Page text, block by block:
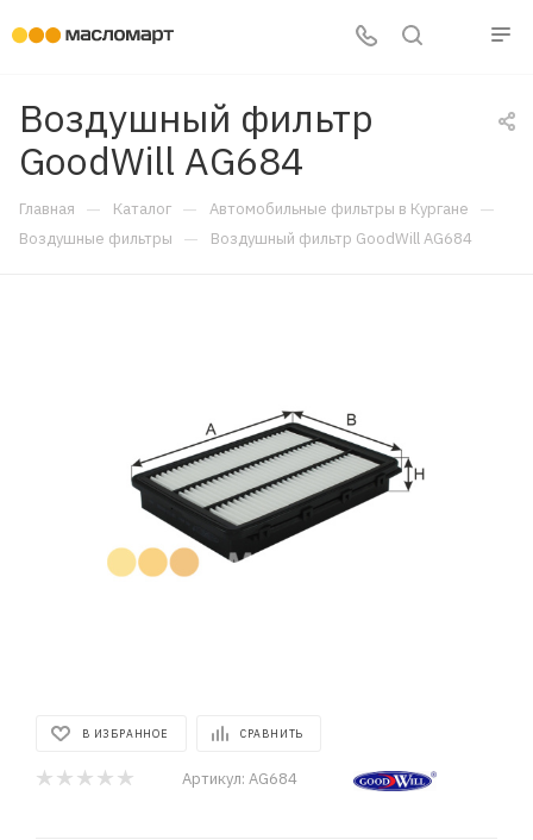
Воздушный фильтр
GoodWill AG684
Главная — Каталог — Автомобильные фильтры в Кургане —
Воздушные фильтры — Воздушный фильтр GoodWill AG684
В ИЗБРАННОЕ СРАВНИТЬ
Артикул: AG684